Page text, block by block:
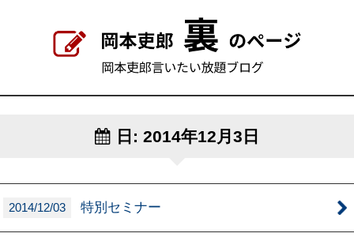
日: 2014年12月3日
2014/12/03 特別セミナー